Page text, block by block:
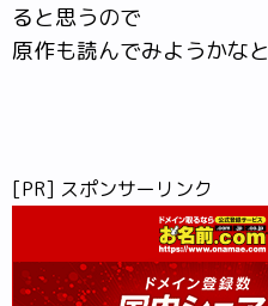
ると思うので
原作も読んでみようかな
[PR] スポンサーリンク